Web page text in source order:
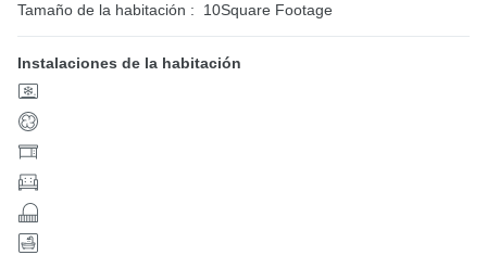
Tamaño de la habitación :
10Square Footage
Instalaciones de la habitación